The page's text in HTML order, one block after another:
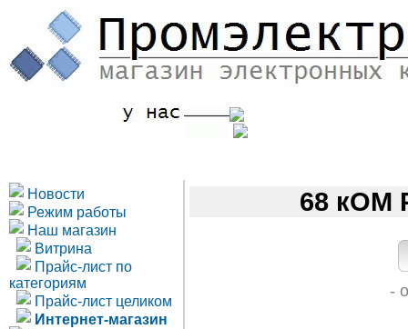
Новости
Режим работы
Наш магазин
Витрина
Прайс-лист по
категориям
Прайс-лист целиком
Интернет-магазин
68 кОМ
-